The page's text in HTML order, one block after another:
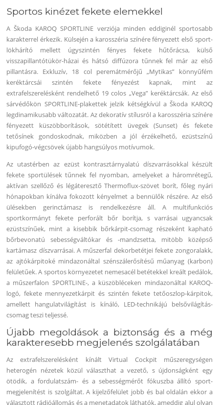
Sportos kinézet fekete elemekkel
A Škoda KAROQ SPORTLINE verziója minden eddiginél sportosabb
karakterrel érkezik. Külsején a karosszéria színére fényezett első sport-
lökhárító mellett úgyszintén fényes fekete hűtőrácsa, külső
visszapillantótükör-házai és hátsó diffúzora tűnnek fel már az első
pillantásra. Exkluzív, 18 col peremátmérőjű „Mytikas” könnyűfém
keréktárcsái szintén fekete fényezést kapnak, mint az
extrafelszerelésként rendelhető 19 colos „Vega” keréktárcsák. Az első
sárvédőkön SPORTLINE-plakettek jelzik kétségkívül a Škoda KAROQ
legdinamikusabb változatát. Az dekoratív stílusról a karosszéria színére
fényezett küszöbborítások, sötétített üvegek (Sunset) és fekete
tetősínek gondoskodnak, miközben a jól érzékelhető, ezüstszínű
kipufogó-végcsövek újabb hangsúlyos motívumok.
Az utastérben az ezüst kontrasztárnyalatú díszvarrásokkal készült
fekete sportülések tűnnek fel nyomban, amelyeket a háromrétegű,
aktívan szellőző és légáteresztő Thermoflux-szövet borít, főleg nyári
hónapokban kínálva fokozott kényelmet a bennülők részére. Az első
ülésekben gerinctámasz is rendelkezésre áll. A multifunkciós
sportkormányt fekete perforált bőr borítja, s varrásai ugyancsak
ezüstszínűek, mint a kisebbik bőrkárpit-csomag részeként kapható
bőrbevonatú sebességváltókar és -mandzsetta, mitöbb középső
kartámasz díszvarrásai. A műszerfal dekorbetétjei fekete zongoralakk,
az ajtókárpitoké mindazonáltal szénszálerősítésű műanyag (karbon)
felületűek. A sportos környezetet nemesacél betétekkel kreált pedálok,
a műszerfalon SPORTLINE-, a küszöbléceken mindazonáltal KAROQ-
logó, fekete mennyezetkárpit és szintén fekete tetőoszlop-kárpitok,
amellett hangulatvilágítást is kínáló, LED-technikájú belsővilágítás-
csomag teszi teljessé.
Újabb megoldások a biztonság és a még
karakteresebb megjelenés szolgálatában
Az extrafelszerelésként kínált Virtual Cockpit műszeregységen
heterogén nézetek közül választhat a vezető, s újdonságként egy
ötödik, a fordulatszám- és a sebességmérőt fókuszba állító sport-
megjelenítést is szolgáltat. A kijelzőfelület jobb és bal oldalán ekkor a
választott rádióállomás és a menetadatok láthatók, ameddig alul olyan